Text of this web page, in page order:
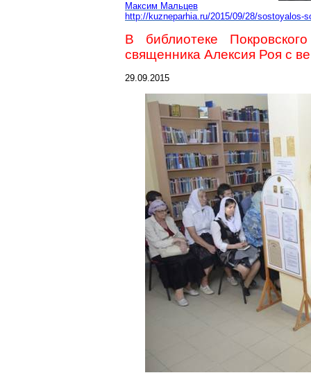
Максим Мальцев
http://kuzneparhia.ru/2015/09/28/sostoyalos-
В библиотеке
священника Алексия Роя с
29.09.2015